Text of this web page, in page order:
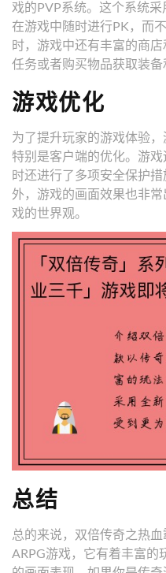
戏的PVP系统。这个系统
在游戏中随时进行PK，而
时，游戏中还有丰富的商
任务或者购买物品获取装备
游戏优化
为了提升玩家的游戏体验，
特别是客户端的优化。游
时还进行了多项安全保护
外，游戏的画面效果也非
戏的世界观。
总结
总的来说，双倍传奇之热
ARPG游戏，它有着丰富的